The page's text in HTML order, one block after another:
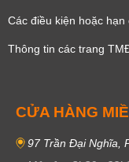
Các điều kiện hoặc
Thông tin các trang
CỬA HÀNG
97 Trần Đại Nghĩa,